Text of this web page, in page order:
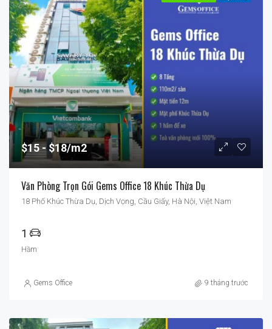
$15 $18/m2
Văn Phòng Trọn Gói Gems Office 18 Khúc Thừa Dụ
18 Phố Khúc Thừa Dụ, Dịch Vọng, Cầu Giấy, Hà Nội, Việt Nam
1
Hầm
Gems Office 9 tháng trước